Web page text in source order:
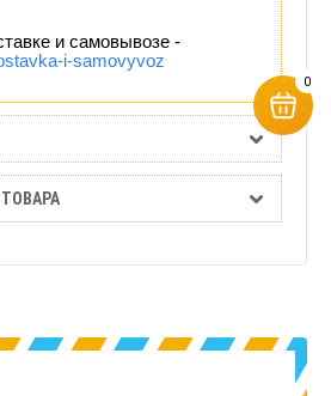
и самовывозе -
i-samovyvoz
0